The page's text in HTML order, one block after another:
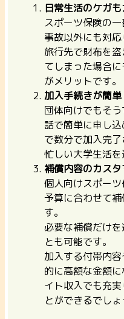
日常生活のケガ
スポーツ保険の
事故以外にも対応
旅行先で財布を
てしまった場合
がメリットです。
加入手続きが簡単
団体向けでもそ
話で簡単に申し込
で数分で加入完
忙しい大学生活を
補償内容のカス
個人向けスポー
予算に合わせて
す。
必要な補償だけ
とも可能です。
加入する付帯内
的に高額な金額に
イト収入でも充
とができるでしょ